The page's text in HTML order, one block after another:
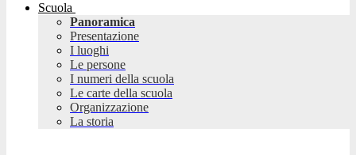
Scuola
Panoramica
Presentazione
I luoghi
Le persone
I numeri della scuola
Le carte della scuola
Organizzazione
La storia